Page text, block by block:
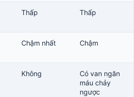
Thấp Thấp
Chậm nhất Chậm
Không
Có van ngăn
máu chảy
ngược